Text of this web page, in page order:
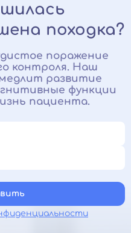
походка?
поражение
контроля. Наш
развитие
функции
пациента.